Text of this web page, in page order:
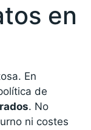
en
En
de
. No
ni costes